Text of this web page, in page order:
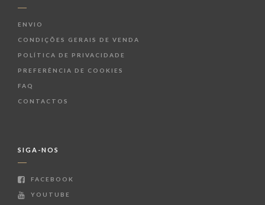
ENVIO
CONDIÇÕES GERAIS DE VENDA
POLÍTICA DE PRIVACIDADE
PREFERÊNCIA DE COOKIES
FAQ
CONTACTOS
SIGA-NOS
FACEBOOK
YOUTUBE